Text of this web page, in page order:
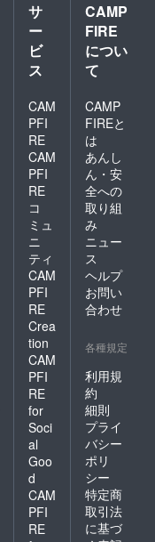
サ
ー
ビ
ス
CAM
PFI
RE
CAM
PFI
RE
コ
ミュ
ニ
ティ
CAM
PFI
RE
Crea
tion
CAM
PFI
RE
for
Soci
al
Goo
d
CAM
PFI
RE
CAMP
FIRE
につい
て
CAMP
FIREと
は
あんし
ん・安
全への
取り組
み
ニュー
ス
ヘルプ
お問い
合わせ
各種規定
利用規
約
細則
プライ
バシー
ポリ
シー
特定商
取引法
に基づ